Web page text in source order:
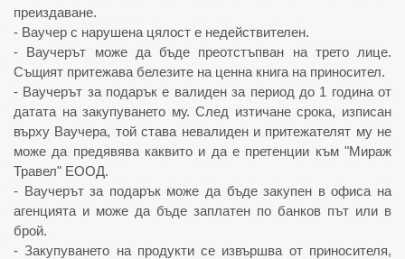
преиздаване.
- Ваучер с нарушена цялост е недействителен.
- Ваучерът може да бъде преотстъпван на трето лице.
Същият притежава белезите на ценна книга на приносител.
- Ваучерът за подарък е валиден за период до 1 година от
датата на закупуването му. След изтичане срока, изписан
върху Ваучера, той става невалиден и притежателят му не
може да предявява каквито и да е претенции към "Мираж
Травел" ЕООД.
- Ваучерът за подарък може да бъде закупен в офиса на
агенцията и може да бъде заплатен по банков път или в
брой.
- Закупуването на продукти се извършва от приносителя,